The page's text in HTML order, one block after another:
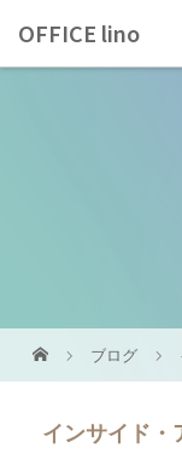
OFFICE lino
ブログ
インサイド・